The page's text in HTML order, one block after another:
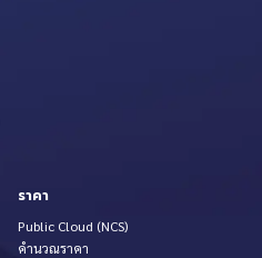
ราคา
Public Cloud (NCS)
คำนวณราคา